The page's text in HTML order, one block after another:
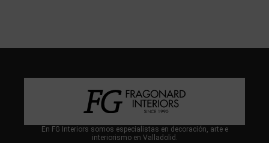
En FG Interiors somos especialistas en decoración, arte e
interiorismo en Valladolid.